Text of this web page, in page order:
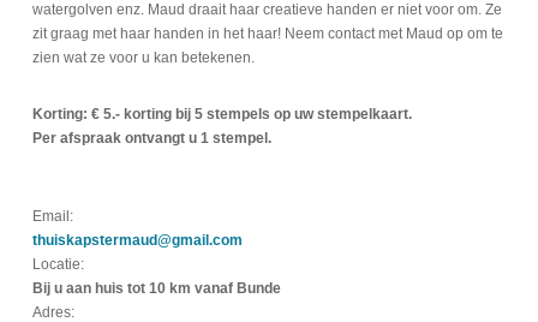
watergolven enz. Maud draait haar creatieve handen er niet voor om. Ze
zit graag met haar handen in het haar! Neem contact met Maud op om te
zien wat ze voor u kan betekenen.
Korting: € 5.- korting bij 5 stempels op uw stempelkaart.
Per afspraak ontvangt u 1 stempel.
Email:
thuiskapstermaud@gmail.com
Locatie:
Bij u aan huis tot 10 km vanaf Bunde
Adres: